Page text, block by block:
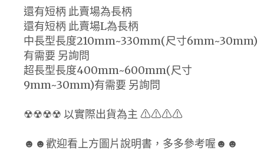
還有短柄 此賣場為長柄
還有短柄 此賣場L為長柄
中長型長度210mm~330mm(尺寸6mm~30mm)
有需要 另詢問
超長型長度400mm~600mm(尺寸
9mm~30mm)有需要 另詢問
☢☢☢☢ 以實際出貨為主 ⚠⚠⚠⚠
☻☻歡迎看上方圖片說明書，多多參考喔☻☻